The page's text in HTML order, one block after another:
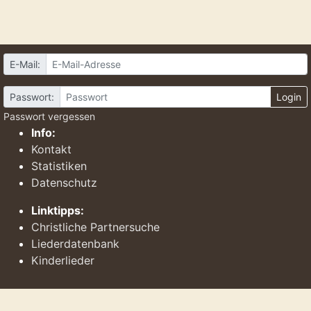
E-Mail:
Passwort:
Login
Passwort vergessen
Info:
Kontakt
Statistiken
Datenschutz
Linktipps:
Christliche Partnersuche
Liederdatenbank
Kinderlieder